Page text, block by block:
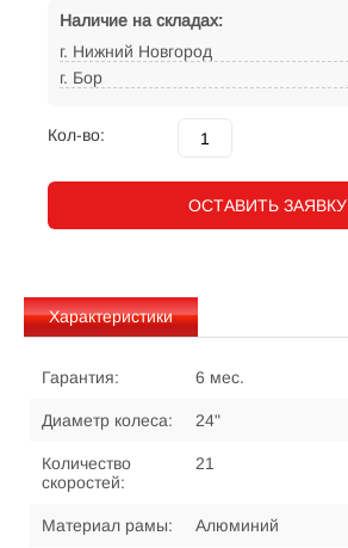
Наличие на складах:
г. Нижний Новгород
г. Бор
Кол-во:
ОСТАВИТЬ ЗАЯВКУ
Характеристики
Гарантия: 6 мес.
Диаметр колеса: 24"
Количество
скоростей:
21
Материал рамы: Алюминий